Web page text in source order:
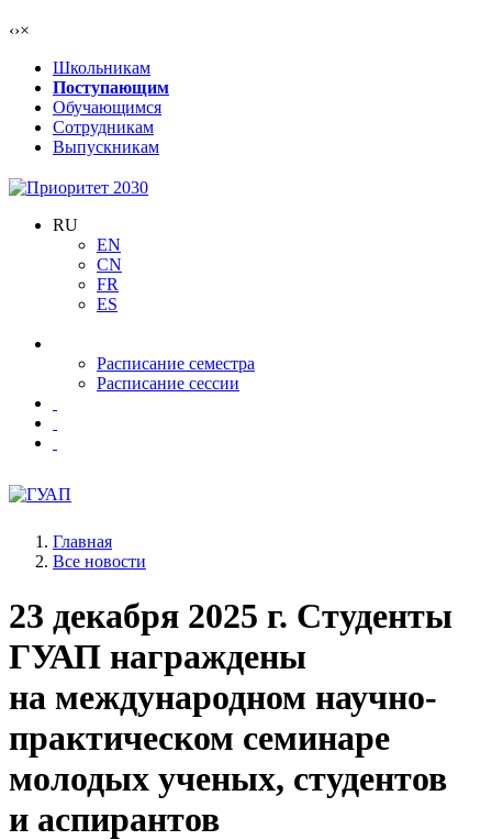
‹›×
Школьникам
Поступающим
Обучающимся
Сотрудникам
Выпускникам
RU
EN
CN
FR
ES
Расписание семестра
Расписание сессии
Главная
Все новости
23 декабря 2025 г. Студенты
ГУАП награждены
на международном научно-
практическом семинаре
молодых ученых, студентов
и аспирантов